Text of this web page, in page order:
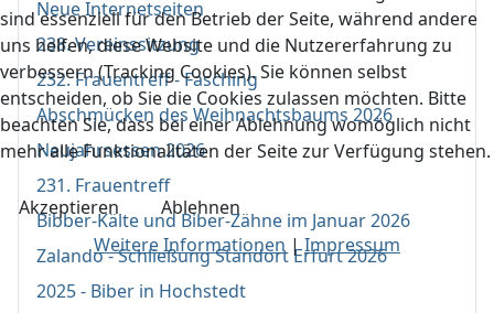
Neue Internetseiten
238. Vereinssitzung
232. Frauentreff - Fasching
Abschmücken des Weihnachtsbaums 2026
Neujahrsessen 2026
231. Frauentreff
Bibber-Kälte und Biber-Zähne im Januar 2026
Zalando - Schließung Standort Erfurt 2026
2025 - Biber in Hochstedt
sind essenziell für den Betrieb der Seite, während andere
uns helfen, diese Website und die Nutzererfahrung zu
verbessern (Tracking Cookies). Sie können selbst
entscheiden, ob Sie die Cookies zulassen möchten. Bitte
beachten Sie, dass bei einer Ablehnung womöglich nicht
mehr alle Funktionalitäten der Seite zur Verfügung stehen.
Akzeptieren
Ablehnen
Weitere Informationen |Impressum